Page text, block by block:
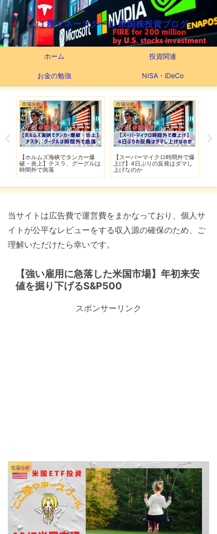
ここ屋マネースクール 米国株投資ブログ
ホーム 投資関連
お金の勉強 NISA・iDeCo
市場分析
【ホルムズ海峡でタンカー爆
破・炎上】テスラ、グーグルは
時間外で急落
市場分析
【スーパーマイクロ時間外で爆
上げ】4日ぶりの反発はダマし
上げなのか
当サイトは広告費で運営費をまかなっており、個人サ
イトが公平なレビューをする収入源の確保のため、ご
理解いただけたら幸いです。
【強い雇用に急落した米国市場】年初来安
値を掘り下げるS&P500
スポンサーリンク
市場分析